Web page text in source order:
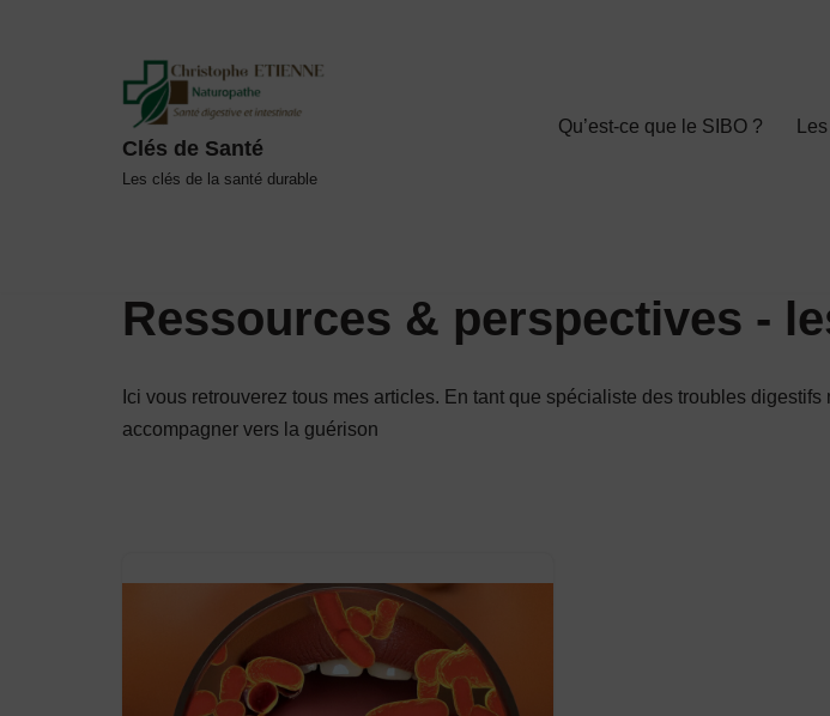
Clés de Santé
Les clés de la santé durable
Qu’est-ce que le SIBO ?
Ressources & perspectives -
Ici vous retrouverez tous mes articles. En tant que spécialiste des troubles
accompagner vers la guérison